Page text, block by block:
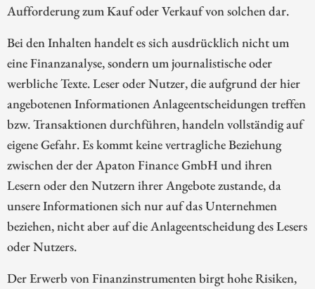
Aufforderung zum Kauf oder Verkauf von solchen dar.
Bei den Inhalten handelt es sich ausdrücklich nicht um
eine Finanzanalyse, sondern um journalistische oder
werbliche Texte. Leser oder Nutzer, die aufgrund der hier
angebotenen Informationen Anlageentscheidungen treffen
bzw. Transaktionen durchführen, handeln vollständig auf
eigene Gefahr. Es kommt keine vertragliche Beziehung
zwischen der der Apaton Finance GmbH und ihren
Lesern oder den Nutzern ihrer Angebote zustande, da
unsere Informationen sich nur auf das Unternehmen
beziehen, nicht aber auf die Anlageentscheidung des Lesers
oder Nutzers.
Der Erwerb von Finanzinstrumenten birgt hohe Risiken,